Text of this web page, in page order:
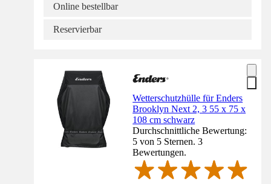
Online bestellbar
Reservierbar
Wetterschutzhülle für Enders
Brooklyn Next 2, 3 55 x 75 x
108 cm schwarz
Durchschnittliche Bewertung:
5 von 5 Sternen. 3
Bewertungen.